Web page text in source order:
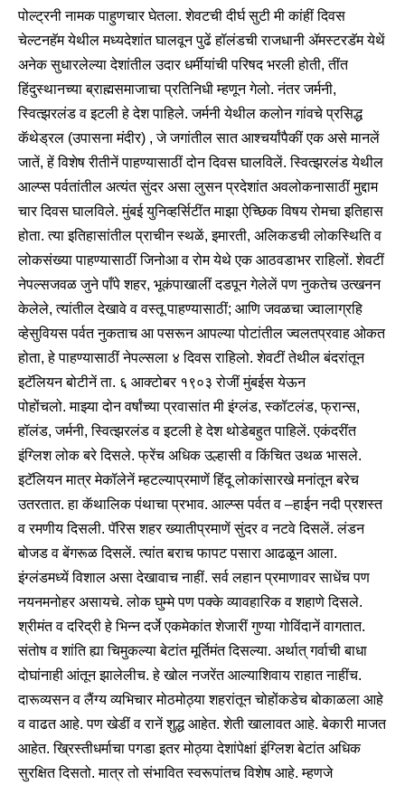
पोल्ट्रनी नामक पाहुणचार घेतला.शेवटची दीर्घ सुटी मी कांहीं दिवस
चेल्टनहॅम येथील मध्यदेशांत घालवून पुढें हॉलंडची राजधानी ॲमस्टरडॅम येथें
अनेक सुधारलेल्या देशांतील उदार धर्मीयांची परिषद भरली होती, तींत
हिंदुस्थानच्या ब्राह्मसमाजाचा प्रतिनिधी म्हणून गेलो. नंतर जर्मनी,
स्वित्झरलंड व इटली हे देश पाहिले. जर्मनी येथील कलोन गांवचे प्रसिद्ध
कॅथेड्रल (उपासना मंदीर) , जे जगांतील सात आश्चर्यांपैकीं एक असे मानलें
जातें, हें विशेष रीतीनें पाहण्यासाठीं दोन दिवस घालविलें. स्वित्झरलंड येथील
आल्प्स पर्वतांतील अत्यंत सुंदर असा लुसन प्रदेशांत अवलोकनासाठीं मुद्दाम
चार दिवस घालविले. मुंबई युनिव्हर्सिटींत माझा ऐच्छिक विषय रोमचा इतिहास
होता. त्या इतिहासांतील प्राचीन स्थळें, इमारती, अलिकडची लोकस्थिति व
लोकसंख्या पाहण्यासाठीं जिनोआ व रोम येथे एक आठवडाभर राहिलों. शेवटीं
नेपल्सजवळ जुने पाँपे शहर, भूकंपाखालीं दडपून गेलेलें पण नुकतेच उत्खनन
केलेले, त्यांतील देखावे व वस्तू पाहण्यासाठीं; आणि जवळचा ज्वालाग्रहि
व्हेसुवियस पर्वत नुकताच आ पसरून आपल्या पोटांतील ज्वलतप्रवाह ओकत
होता, हे पाहण्यासाठीं नेपल्सला ४ दिवस राहिलो. शेवटीं तेथील बंदरांतून
इटॅलियन बोटीनें ता. ६ आक्टोबर १९०३ रोजीं मुंबईस येऊन
पोहोंचलो.माझ्या दोन वर्षांच्या प्रवासांत मी इंग्लंड, स्कॉटलंड, फ्रान्स,
हॉलंड, जर्मनी, स्वित्झरलंड व इटली हे देश थोडेबहुत पाहिलें. एकंदरींत
इंग्लिश लोक बरे दिसले. फ्रेंच अधिक उल्हासी व किंचित उथळ भासले.
इटॅलियन मात्र मेकॉलेनें म्हटल्याप्रमाणें हिंदू लोकांसारखे मनांतून बरेच
उतरतात. हा कॅथालिक पंथाचा प्रभाव. आल्प्स पर्वत व –हाईन नदी प्रशस्त
व रमणीय दिसली. पॅरिस शहर ख्यातीप्रमाणें सुंदर व नटवे दिसलें. लंडन
बोजड व बेंगरूळ दिसलें. त्यांत बराच फापट पसारा आढळून आला.
इंग्लंडमध्यें विशाल असा देखावाच नाहीं. सर्व लहान प्रमाणावर साधेंच पण
नयनमनोहर असायचे. लोक घुम्मे पण पक्के व्यावहारिक व शहाणे दिसले.
श्रीमंत व दरिद्री हे भिन्न दर्जे एकमेकांत शेजारीं गुण्या गोविंदानें वागतात.
संतोष व शांति ह्या चिमुकल्या बेटांत मूर्तिमंत दिसल्या. अर्थात् गर्वाची बाधा
दोघांनाही आंतून झालेलीच. हे खोल नजरेंत आल्याशिवाय राहात नाहींच.
दारूव्यसन व लैंग्य व्यभिचार मोठमोठ्या शहरांतून चोहोंकडेच बोकाळला आहे
व वाढत आहे. पण खेडीं व रानें शुद्ध आहेत. शेती खालावत आहे. बेकारी माजत
आहेत.ख्रिस्तीधर्माचा पगडा इतर मोठ्या देशांपेक्षां इंग्लिश बेटांत अधिक
सुरक्षित दिसतो. मात्र तो संभावित स्वरूपांतच विशेष आहे. म्हणजे